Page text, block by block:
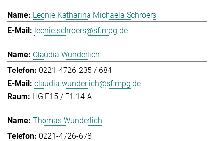
Leonie Katharina Michaela Schroers
leonie.schroers@sf.mpg.de
Claudia Wunderlich
0221-4726-235 / 684
claudia.wunderlich@sf.mpg.de
HG E15 / E1.14-A
Thomas Wunderlich
0221-4726-678